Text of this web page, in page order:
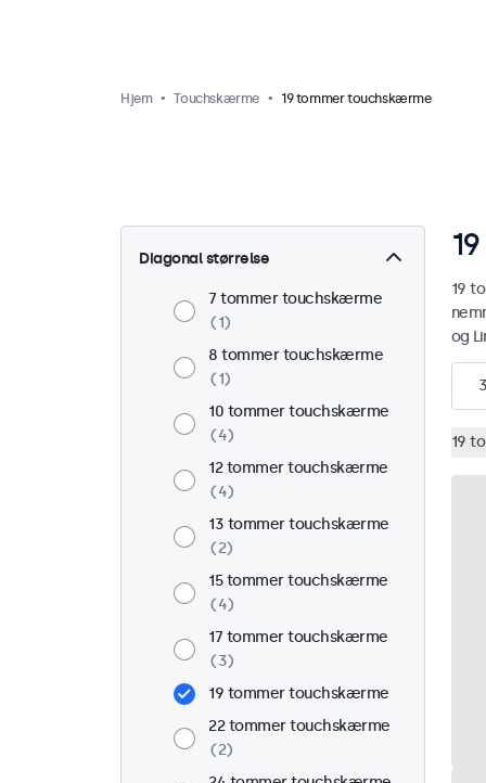
Hjem Touchskærme 19 tommer touchskærme
Diagonal størrelse
7 tommer touchskærme
1
8 tommer touchskærme
1
10 tommer touchskærme
4
12 tommer touchskærme
4
13 tommer touchskærme
2
15 tommer touchskærme
4
17 tommer touchskærme
3
19 tommer touchskærme
22 tommer touchskærme
2
19
og
3
19